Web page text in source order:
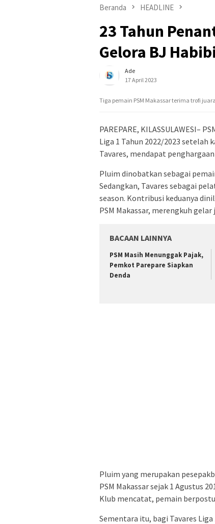
Beranda HEADLINE
23 Tahun
Gelora BJ
Ade
17 April 2023
Tiga pemain PSM Makassar terima trofi
PAREPARE, KILASSULAWESI–
Liga 1 Tahun 2022/2023 setelah
Tavares, mendapat penghargaan
Pluim dinobatkan sebagai
Sedangkan, Tavares sebagai
season. Kontribusi keduanya
PSM Makassar, merengkuh
BACAAN LAINNYA
PSM Masih Menunggak Pajak,
Pemkot Parepare Siapkan
Denda
Pluim yang merupakan
PSM Makassar sejak 1 Agustus
Klub mencatat, pemain
Sementara itu, bagi Tavares